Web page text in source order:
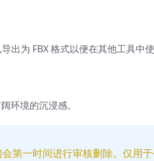
为 FBX 格式以便在其他工具中使
环境的沉浸感。
第一时间进行审核删除。仅用